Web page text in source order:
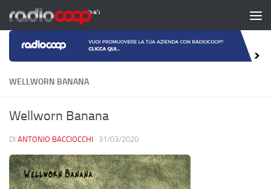
Salta al contenuto
WELLWORN BANANA
Wellworn Banana
DI ANTONIO BACCIOCCHI · 31/03/2020